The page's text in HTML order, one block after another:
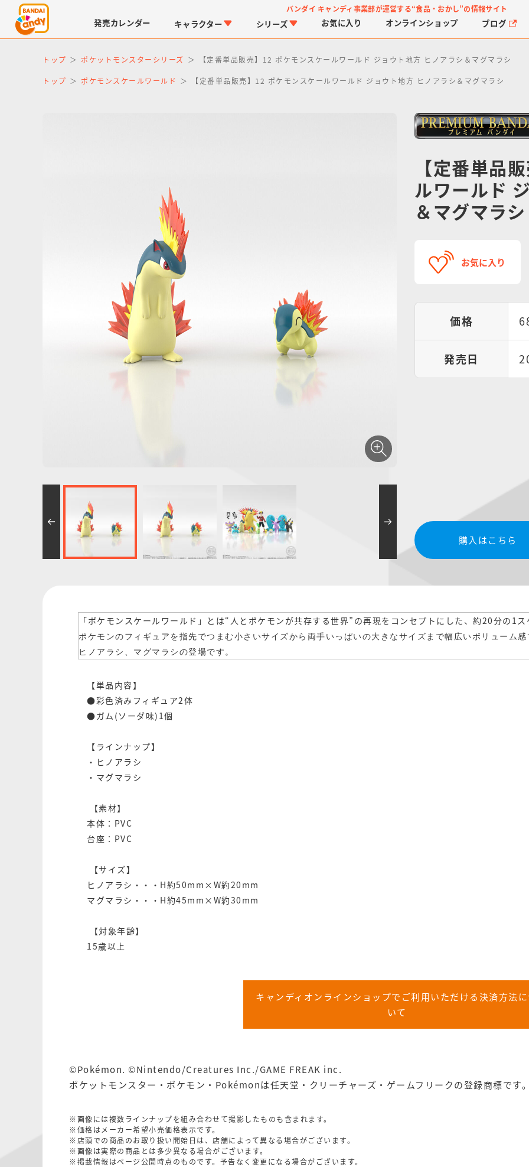
バンダイ キャンディ事業部が運営する“食品・おかし”の情報サイト
発売カレンダー キャラクター
プリキュアシリーズ ガ
シリーズ
チョコサプ
に
ス
お気に入り オンラインショップ ブログ
トップ ポケットモンスターシリーズ 【定番単品販売】12 ポケモンスケールワールド ジョウト地方 ヒノアラシ＆マグマラシ
トップ ポケモンスケールワールド 【定番単品販売】12 ポケモンスケールワールド ジョウト地方 ヒノアラシ＆マグマラシ
【定番単品
ルワールド
＆マグマラシ
お気に入り
価格
発売日
購入はこちら
「ポケモンスケールワールド」とは“人とポケモンが共存する世界”の再現をコンセプトにした、約20分の1
ポケモンのフィギュアを指先でつまむ小さいサイズから両手いっぱいの大きなサイズまで幅広いボリューム
ヒノアラシ、マグマラシの登場です。
【単品内容】
●彩色済みフィギュア2体
●ガム(ソーダ味)1個
【ラインナップ】
・ヒノアラシ
・マグマラシ
【素材】
本体：PVC
台座：PVC
【サイズ】
ヒノアラシ・・・H約50mm×W約20mm
マグマラシ・・・H約45mm×W約30mm
【対象年齢】
15歳以上
キャンディオンラインショップでご利用いただける決済方法
いて
©Pokémon. ©Nintendo/Creatures Inc./GAME FREAK inc.
ポケットモンスター・ポケモン・Pokémonは任天堂・クリーチャーズ・ゲームフリークの登録商標です
※画像には複数ラインナップを組み合わせて撮影したものも含まれます。
※価格はメーカー希望小売価格表示です。
※店頭での商品のお取り扱い開始日は、店舗によって異なる場合がございます。
※画像は実際の商品とは多少異なる場合がございます。
※掲載情報はページ公開時点のものです。予告なく変更になる場合がございます。